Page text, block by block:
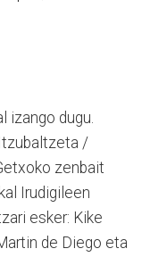
izango dugu.
/
zenbait
Irudigileen
esker: Kike
de Diego eta